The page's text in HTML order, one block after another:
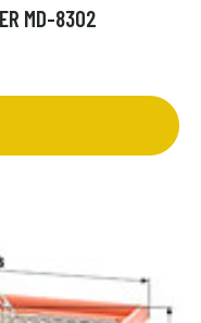
MD-8302